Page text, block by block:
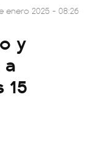
enero 2025 - 08:26
y
15